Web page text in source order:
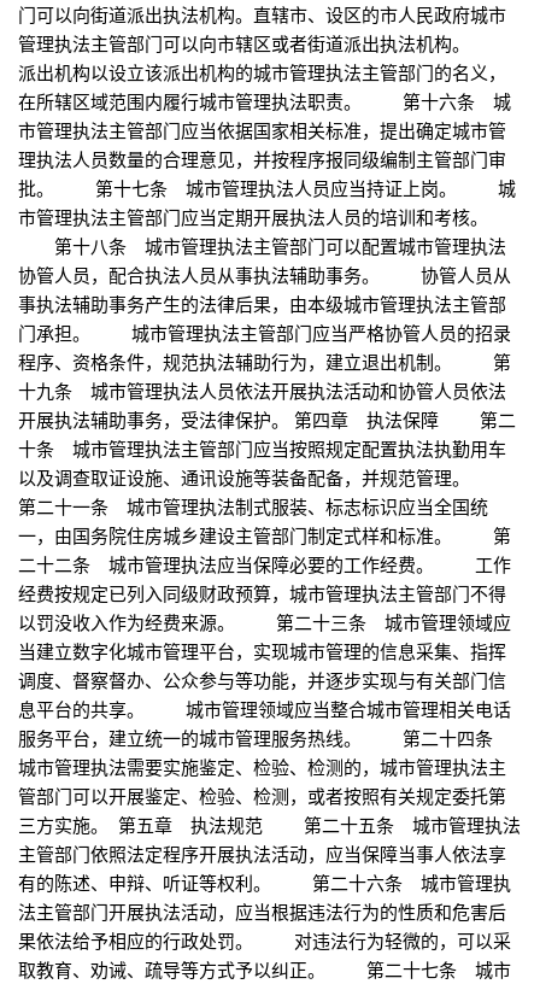
门可以向街道派出执法机构。直辖市、设区的市人民政府城市
管理执法主管部门可以向市辖区或者街道派出执法机构。
派出机构以设立该派出机构的城市管理执法主管部门的名义，
在所辖区域范围内履行城市管理执法职责。 第十六条 城
市管理执法主管部门应当依据国家相关标准，提出确定城市管
理执法人员数量的合理意见，并按程序报同级编制主管部门审
批。 第十七条 城市管理执法人员应当持证上岗。 城
市管理执法主管部门应当定期开展执法人员的培训和考核。
第十八条 城市管理执法主管部门可以配置城市管理执法
协管人员，配合执法人员从事执法辅助事务。 协管人员从
事执法辅助事务产生的法律后果，由本级城市管理执法主管部
门承担。 城市管理执法主管部门应当严格协管人员的招录
程序、资格条件，规范执法辅助行为，建立退出机制。 第
十九条 城市管理执法人员依法开展执法活动和协管人员依法
开展执法辅助事务，受法律保护。 第四章 执法保障 第二
十条 城市管理执法主管部门应当按照规定配置执法执勤用车
以及调查取证设施、通讯设施等装备配备，并规范管理。
第二十一条 城市管理执法制式服装、标志标识应当全国统
一，由国务院住房城乡建设主管部门制定式样和标准。 第
二十二条 城市管理执法应当保障必要的工作经费。 工作
经费按规定已列入同级财政预算，城市管理执法主管部门不得
以罚没收入作为经费来源。 第二十三条 城市管理领域应
当建立数字化城市管理平台，实现城市管理的信息采集、指挥
调度、督察督办、公众参与等功能，并逐步实现与有关部门信
息平台的共享。 城市管理领域应当整合城市管理相关电话
服务平台，建立统一的城市管理服务热线。 第二十四条
城市管理执法需要实施鉴定、检验、检测的，城市管理执法主
管部门可以开展鉴定、检验、检测，或者按照有关规定委托第
三方实施。 第五章 执法规范 第二十五条 城市管理执法
主管部门依照法定程序开展执法活动，应当保障当事人依法享
有的陈述、申辩、听证等权利。 第二十六条 城市管理执
法主管部门开展执法活动，应当根据违法行为的性质和危害后
果依法给予相应的行政处罚。 对违法行为轻微的，可以采
取教育、劝诫、疏导等方式予以纠正。 第二十七条 城市